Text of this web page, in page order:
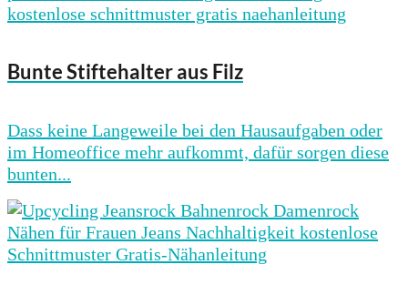
Bunte Stiftehalter aus Filz
Dass keine Langeweile bei den Hausaufgaben oder
im Homeoffice mehr aufkommt, dafür sorgen diese
bunten...